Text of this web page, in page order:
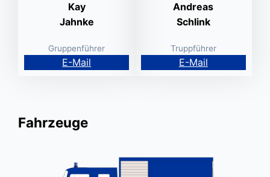
Kay
Jahnke
Gruppenführer
E-Mail
Andreas
Schlink
Truppführer
E-Mail
Fahrzeuge